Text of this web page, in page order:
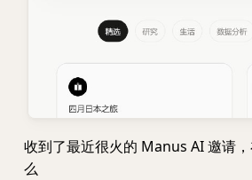
收到了最近很火的 Manus AI 邀请
么